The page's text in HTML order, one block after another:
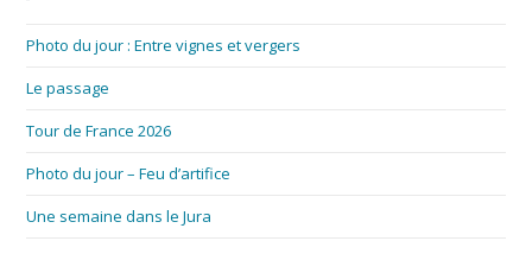
Photo du jour : Entre vignes et vergers
Le passage
Tour de France 2026
Photo du jour – Feu d’artifice
Une semaine dans le Jura